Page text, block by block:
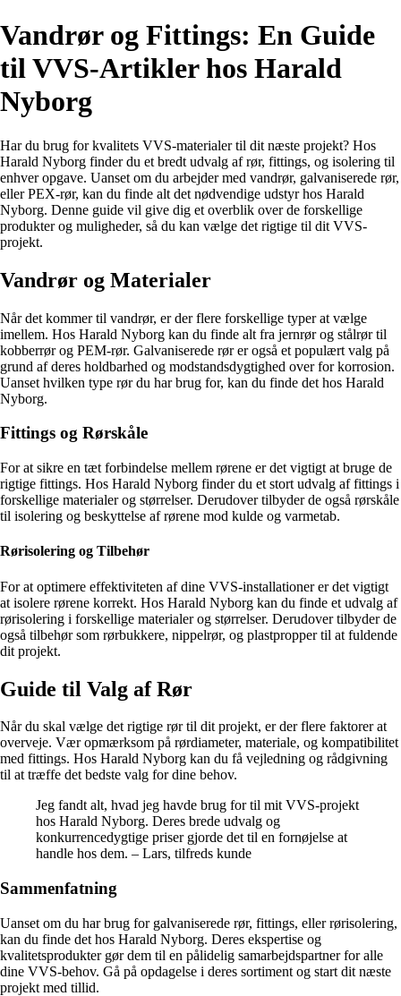
Vandrør og Fittings: En Guide
til VVS-Artikler hos Harald
Nyborg
Har du brug for kvalitets VVS-materialer til dit næste projekt? Hos
Harald Nyborg finder du et bredt udvalg af rør, fittings, og isolering til
enhver opgave. Uanset om du arbejder med vandrør, galvaniserede rør,
eller PEX-rør, kan du finde alt det nødvendige udstyr hos Harald
Nyborg. Denne guide vil give dig et overblik over de forskellige
produkter og muligheder, så du kan vælge det rigtige til dit VVS-
projekt.
Vandrør og Materialer
Når det kommer til vandrør, er der flere forskellige typer at vælge
imellem. Hos Harald Nyborg kan du finde alt fra jernrør og stålrør til
kobberrør og PEM-rør. Galvaniserede rør er også et populært valg på
grund af deres holdbarhed og modstandsdygtighed over for korrosion.
Uanset hvilken type rør du har brug for, kan du finde det hos Harald
Nyborg.
Fittings og Rørskåle
For at sikre en tæt forbindelse mellem rørene er det vigtigt at bruge de
rigtige fittings. Hos Harald Nyborg finder du et stort udvalg af fittings i
forskellige materialer og størrelser. Derudover tilbyder de også rørskåle
til isolering og beskyttelse af rørene mod kulde og varmetab.
Rørisolering og Tilbehør
For at optimere effektiviteten af dine VVS-installationer er det vigtigt
at isolere rørene korrekt. Hos Harald Nyborg kan du finde et udvalg af
rørisolering i forskellige materialer og størrelser. Derudover tilbyder de
også tilbehør som rørbukkere, nippelrør, og plastpropper til at fuldende
dit projekt.
Guide til Valg af Rør
Når du skal vælge det rigtige rør til dit projekt, er der flere faktorer at
overveje. Vær opmærksom på rørdiameter, materiale, og kompatibilitet
med fittings. Hos Harald Nyborg kan du få vejledning og rådgivning
til at træffe det bedste valg for dine behov.
Jeg fandt alt, hvad jeg havde brug for til mit VVS-projekt
hos Harald Nyborg. Deres brede udvalg og
konkurrencedygtige priser gjorde det til en fornøjelse at
handle hos dem. – Lars, tilfreds kunde
Sammenfatning
Uanset om du har brug for galvaniserede rør, fittings, eller rørisolering,
kan du finde det hos Harald Nyborg. Deres ekspertise og
kvalitetsprodukter gør dem til en pålidelig samarbejdspartner for alle
dine VVS-behov. Gå på opdagelse i deres sortiment og start dit næste
projekt med tillid.